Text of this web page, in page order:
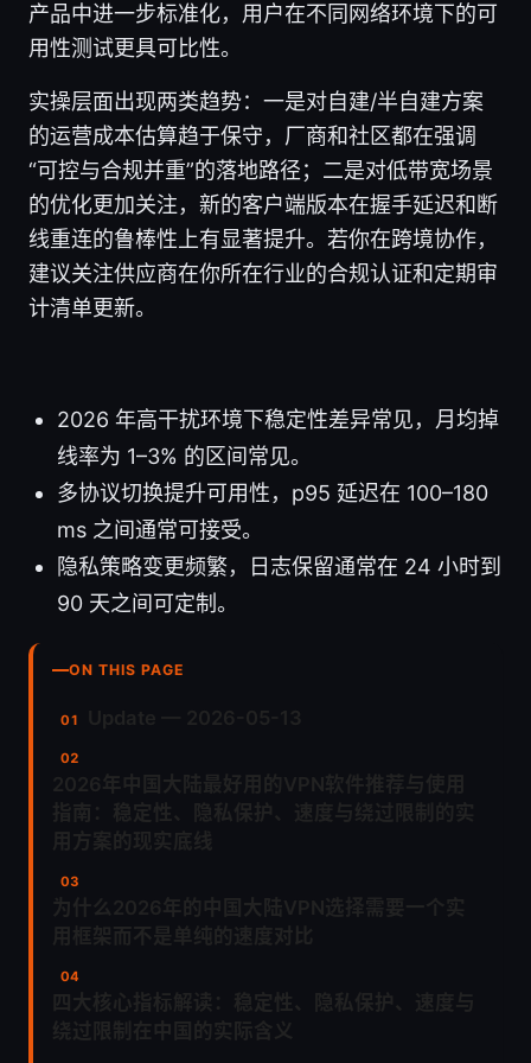
产品中进一步标准化，用户在不同网络环境下的可
用性测试更具可比性。
实操层面出现两类趋势：一是对自建/半自建方案
的运营成本估算趋于保守，厂商和社区都在强调
“可控与合规并重”的落地路径；二是对低带宽场景
的优化更加关注，新的客户端版本在握手延迟和断
线重连的鲁棒性上有显著提升。若你在跨境协作，
建议关注供应商在你所在行业的合规认证和定期审
计清单更新。
2026 年高干扰环境下稳定性差异常见，月均掉
线率为 1–3% 的区间常见。
多协议切换提升可用性，p95 延迟在 100–180
ms 之间通常可接受。
隐私策略变更频繁，日志保留通常在 24 小时到
90 天之间可定制。
ON THIS PAGE